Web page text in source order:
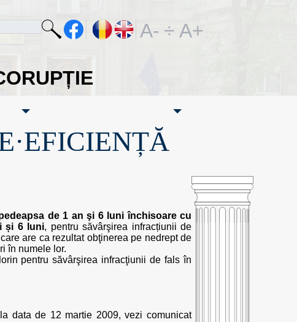
A- ÷ A+
de 1 an şi 6 luni închisoare cu
și 6 luni, pentru săvârşirea infracțiunii de
are ca rezultat obţinerea pe nedrept de
în numele lor.
pentru săvârşirea infracţiunii de fals în
data de 12 martie 2009, vezi comunicat